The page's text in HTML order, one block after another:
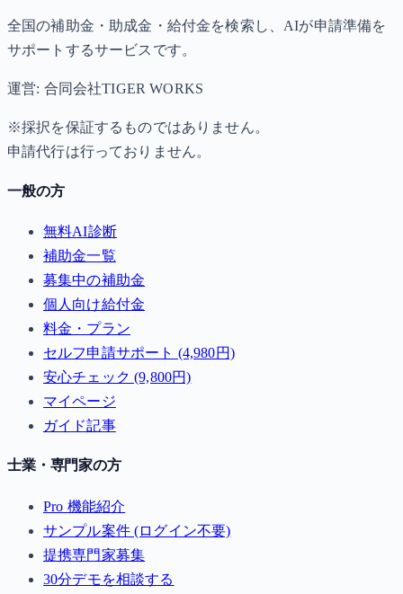
全国の補助金・助成金・給付金を検索し、AIが申請準備を
サポートするサービスです。
運営: 合同会社TIGER WORKS
※採択を保証するものではありません。
申請代行は行っておりません。
一般の方
無料AI診断
補助金一覧
募集中の補助金
個人向け給付金
料金・プラン
セルフ申請サポート (4,980円)
安心チェック (9,800円)
マイページ
ガイド記事
士業・専門家の方
Pro 機能紹介
サンプル案件 (ログイン不要)
提携専門家募集
30分デモを相談する